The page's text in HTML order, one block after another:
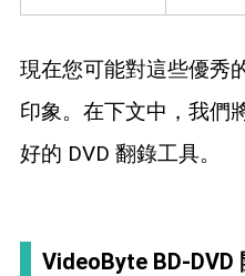
現在您可能對這些優秀
印象。在下文中，我們
好的 DVD 翻錄工具。
VideoByte BD-DVD